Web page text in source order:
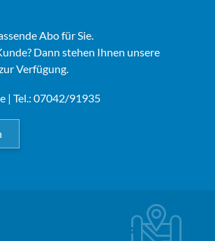
Abo für Sie.
Dann stehen Ihnen unsere
Verfügung.
| Tel.: 07042/91935